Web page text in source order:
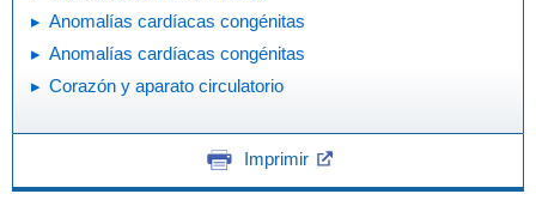
Anomalías cardíacas congénitas
Anomalías cardíacas congénitas
Corazón y aparato circulatorio
Imprimir